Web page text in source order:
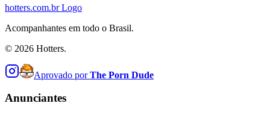
hotters.com.br Logo
Acompanhantes em todo o Brasil.
© 2026 Hotters.
Aprovado por The Porn Dude
Anunciantes